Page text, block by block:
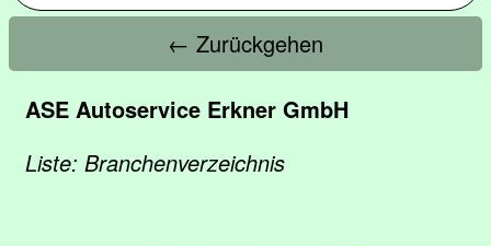
← Zurückgehen
ASE Autoservice Erkner GmbH
Liste: Branchenverzeichnis